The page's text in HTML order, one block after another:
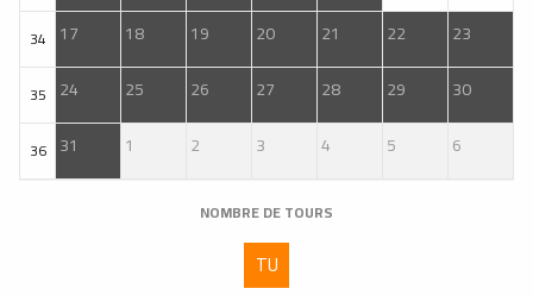
34 17 18 19 20 21 22 23
35 24 25 26 27 28 29 30
36 31 1 2 3 4 5 6
NOMBRE DE TOURS
TU